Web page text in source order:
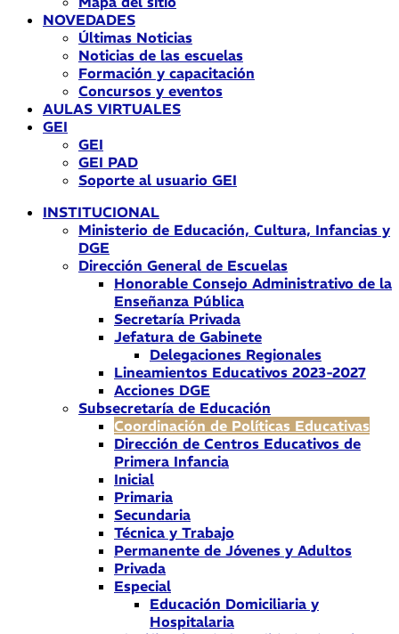
NOVEDADES
Últimas Noticias
Noticias de las escuelas
Formación y capacitación
Concursos y eventos
AULAS VIRTUALES
GEI
GEI
GEI PAD
Soporte al usuario GEI
INSTITUCIONAL
Ministerio de Educación, Cultura, Infancias y
DGE
Dirección General de Escuelas
Honorable Consejo Administrativo de la
Enseñanza Pública
Secretaría Privada
Jefatura de Gabinete
Delegaciones Regionales
Lineamientos Educativos 2023-2027
Acciones DGE
Subsecretaría de Educación
Coordinación de Políticas Educativas
Dirección de Centros Educativos de
Primera Infancia
Inicial
Primaria
Secundaria
Técnica y Trabajo
Permanente de Jóvenes y Adultos
Privada
Especial
Educación Domiciliaria y
Hospitalaria